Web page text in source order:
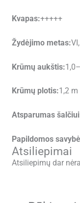
Kvapas:+++++
Žydėjimo metas:
Krūmų aukštis:
Krūmų plotis:1,2 m
Atsparumas
Papildomos
Atsiliepimai
Atsiliepimų dar